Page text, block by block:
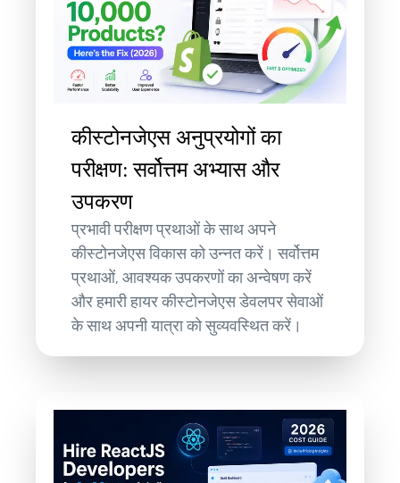
कीस्टोनजेएस अनुप्रयोगों का
परीक्षण: सर्वोत्तम अभ्यास और
उपकरण
प्रभावी परीक्षण प्रथाओं के साथ अपने
कीस्टोनजेएस विकास को उन्नत करें। सर्वोत्तम
प्रथाओं, आवश्यक उपकरणों का अन्वेषण करें
और हमारी हायर कीस्टोनजेएस डेवलपर सेवाओं
के साथ अपनी यात्रा को सुव्यवस्थित करें।